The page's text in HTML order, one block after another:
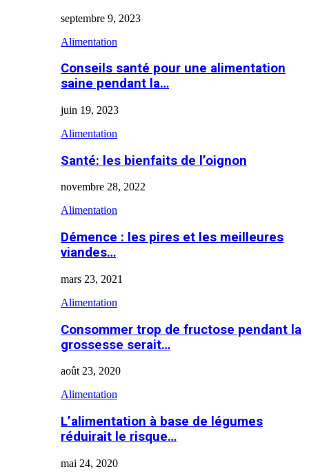
septembre 9, 2023
Alimentation
Conseils santé pour une alimentation
saine pendant la…
juin 19, 2023
Alimentation
Santé: les bienfaits de l’oignon
novembre 28, 2022
Alimentation
Démence : les pires et les meilleures
viandes…
mars 23, 2021
Alimentation
Consommer trop de fructose pendant la
grossesse serait…
août 23, 2020
Alimentation
L’alimentation à base de légumes
réduirait le risque…
mai 24, 2020